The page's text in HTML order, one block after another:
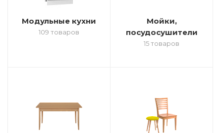
Модульные кухни
109 товаров
Мойки,
посудосушители
15 товаров